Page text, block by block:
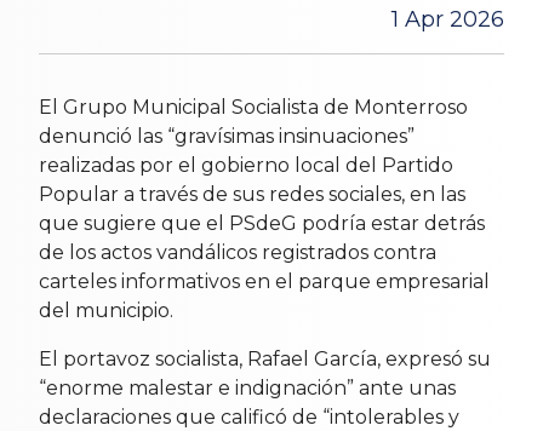
1 Apr 2026
El Grupo Municipal Socialista de Monterroso
denunció las “gravísimas insinuaciones”
realizadas por el gobierno local del Partido
Popular a través de sus redes sociales, en las
que sugiere que el PSdeG podría estar detrás
de los actos vandálicos registrados contra
carteles informativos en el parque empresarial
del municipio.
El portavoz socialista, Rafael García, expresó su
“enorme malestar e indignación” ante unas
declaraciones que calificó de “intolerables y